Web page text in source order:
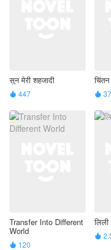
सुन मेरी शहजादी
 447
चिंतन

Transfer Into Different
World
 120
लिली
